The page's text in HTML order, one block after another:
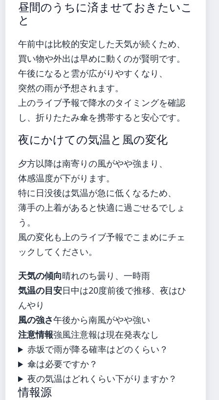
昼間のうちに済ませておきたいこ
と
午前中は比較的安定した天気が続くため、
買い物や外出は早めに動くのが賢明です。
午後になると雲が広がりやすくなり、
突然の雨が予想されます。
上のライブ予報で降水のタイミングを確認
し、折りたたみ傘を携帯すると安心です。
夜にかけての気温と風の変化
夕方以降は南寄りの風がやや強まり、
体感温度が下がります。
特に日没後は気温が急に低くなるため、
薄手の上着があると快適に過ごせるでしょ
う。
風の変化も上のライブ予報でこまめにチェ
ックしてください。
天気の傾向晴れのち曇り、一時雨
気温の目安日中は20度前後で推移、夜はひ
んやり
風の強さ午後から南風がやや強い
注意情報強風注意報は現在発表なし
赤坂で雨が降る確率はどのくらい？
傘は必要ですか？
夜の気温はどれくらい下がりますか？
情報源